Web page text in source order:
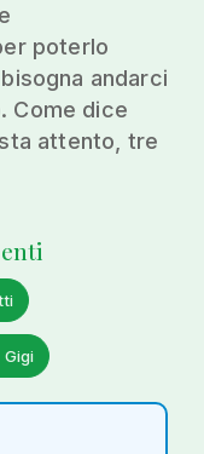
poterlo
andarci
Come dice
attento, tre
Gigi